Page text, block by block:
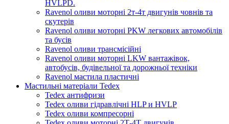
HVLPD.
Ravenol оливи моторні 2т-4т двигунів човнів та
скутерів
Ravenol оливи моторні PKW легкових автомобілів
та бусів
Ravenol оливи трансмісійні
Ravenol оливи моторні LKW вантажівок,
автобусів, будівельної та дорожньої техніки
Ravenol мастила пластичні
Мастильні матеріали Tedex
Tedex антифризи
Tedex оливи гідравлічні HLP и HVLP
Tedex оливи компресорні